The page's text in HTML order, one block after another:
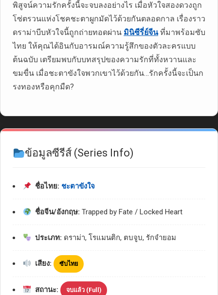
พิสูจน์ความรักครั้งนี้จะจบลงอย่างไร เมื่อหัวใจสองดวงถูก
โซ่ตรวนแห่งโชคชะตาผูกมัดไว้ด้วยกันตลอดกาล เรื่องราว
ดราม่าบีบหัวใจนี้ถูกถ่ายทอดผ่าน มินิซีรี่ย์จีนที่มาพร้อมซับ
ไทย ให้คุณได้อินกับอารมณ์ความรู้สึกของตัวละครแบบ
ต้นฉบับ เตรียมพบกับบทสรุปของความรักที่ทั้งหวานและ
ขมขื่น เมื่อชะตาขังใจพวกเขาไว้ด้วยกัน…รักครั้งนี้จะเป็นก
รงทองหรือคุกมืด?
ข้อมูลซีรีส์ (Series Info)
ชื่อไทย: ชะตาขังใจ
ชื่อจีน/อังกฤษ: Trapped by Fate / Locked Heart
ประเภท: ดราม่า, โรแมนติก, ตบจูบ, รักจำยอม
เสียง: ซับไทย
สถานะ: จบแล้ว (Full)